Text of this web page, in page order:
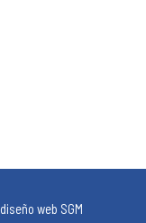
diseño web SGM